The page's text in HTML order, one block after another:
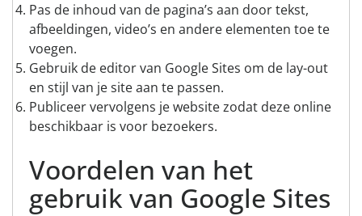
Pas de inhoud van de pagina’s aan door tekst,
afbeeldingen, video’s en andere elementen toe te
voegen.
Gebruik de editor van Google Sites om de lay-out
en stijl van je site aan te passen.
Publiceer vervolgens je website zodat deze online
beschikbaar is voor bezoekers.
Voordelen van het
gebruik van Google Sites